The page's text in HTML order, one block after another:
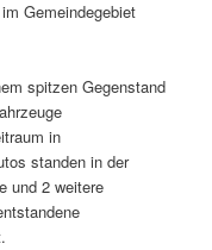
Gemeindegebiet
spitzen Gegenstand
in
standen in der
und 2 weitere